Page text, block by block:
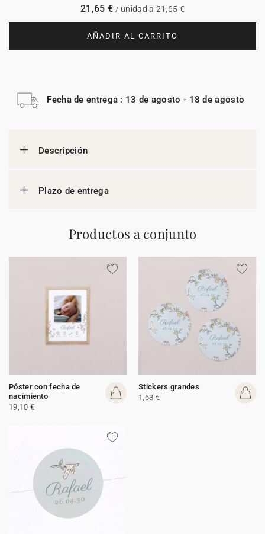
AÑADIR AL CARRITO
21,65 € / unidad a 21,65 €
Fecha de entrega : 13 de agosto - 18 de agosto
Descripción
Plazo de entrega
Productos a conjunto
Póster con fecha de
nacimiento
19,10 €
Stickers grandes
1,63 €